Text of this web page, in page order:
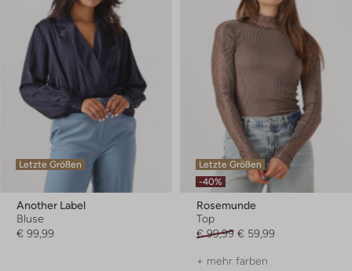
Letzte Größen
Another Label
Bluse
€ 99,99
Letzte Größen
-40%
Rosemunde
Top
€ 99,99 € 59,99
+ mehr farben